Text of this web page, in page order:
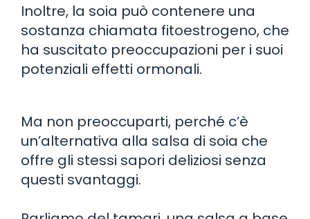
Inoltre, la soia può contenere una
sostanza chiamata fitoestrogeno, che
ha suscitato preoccupazioni per i suoi
potenziali effetti ormonali.
Ma non preoccuparti, perché c’è
un’alternativa alla salsa di soia che
offre gli stessi sapori deliziosi senza
questi svantaggi.